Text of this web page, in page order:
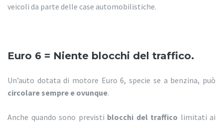
veicoli da parte delle case automobilistiche.
Euro 6 = Niente blocchi del traffico.
Un’auto dotata di motore Euro 6, specie se a benzina, può
circolare sempre e ovunque.
Anche quando sono previsti blocchi del traffico limitati ai